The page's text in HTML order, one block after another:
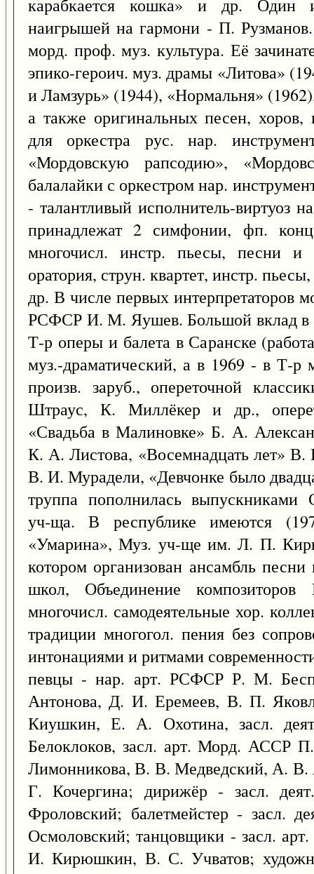
карабкается кошка» и др. Один
наигрышей на гармони - П. Рузманов.
морд. проф. муз. культура. Её
эпико-героич. муз. драмы «Литова»
и Ламзурь» (1944), «Нормальня»
а также оригинальных песен,
для оркестра рус. нар.
«Мордовскую рапсодию»,
балалайки с оркестром нар.
- талантливый исполнитель-виртуоз
принадлежат 2 симфонии, фп.
многочисл. инстр. пьесы, песни
оратория, струн. квартет, инстр.
др. В числе первых интерпретаторов
РСФСР И. М. Яушев. Большой вклад в
Т-р оперы и балета в Саранске
муз.-драматический, а в 1969 - в Т-р
произв. заруб., опереточной
Штраус, К. Миллёкер и др.,
«Свадьба в Малиновке» Б. А.
К. А. Листова, «Восемнадцать лет»
В. И. Мурадели, «Девчонке было
труппа пополнилась выпускниками
уч-ща. В республике имеются
«Умарина», Муз. уч-ще им. Л. П.
котором организован ансамбль
школ, Объединение
многочисл. самодеятельные хор.
традиции многогол. пения без
интонациями и ритмами
певцы - нар. арт. РСФСР Р. М.
Антонова, Д. И. Еремеев, В. П.
Киушкин, Е. А. Охотина, засл.
Белоклоков, засл. арт. Морд. АССР
Лимонникова, В. В. Медведский, А.
Г. Кочергина; дирижёр - засл.
Фроловский; балетмейстер - засл.
Осмоловский; танцовщики - засл.
И. Кирюшкин, В. С. Учватов;